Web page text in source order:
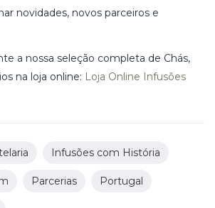
novidades, novos parceiros e
a nossa seleção completa de Chás,
na loja online: Loja Online Infusões
Infusões com História
Parcerias Portugal